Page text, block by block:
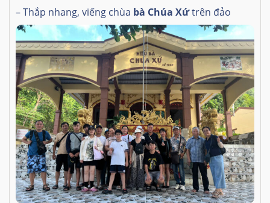
– Thắp nhang, viếng chùa bà Chúa Xứtrên đảo